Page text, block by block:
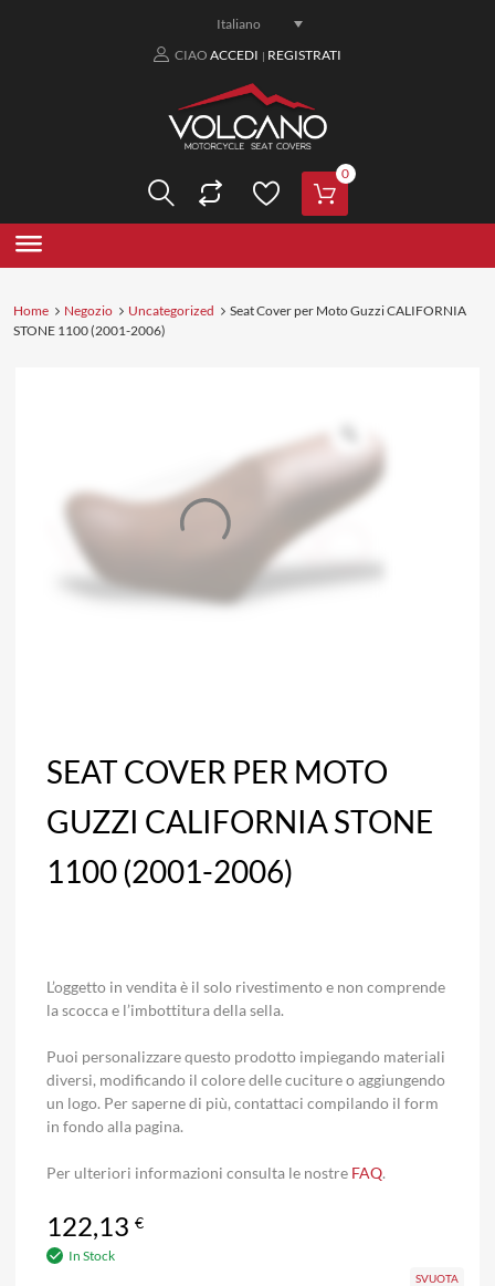
Italiano
CIAO ACCEDI | REGISTRATI
0
Home Negozio Uncategorized
Seat Cover per Moto Guzzi CALIFORNIA
STONE 1100 (2001-2006)
SEAT COVER PER MOTO
GUZZI CALIFORNIA STONE
1100 (2001-2006)
L’oggetto in vendita è il solo rivestimento e non comprende
la scocca e l’imbottitura della sella.
Puoi personalizzare questo prodotto impiegando materiali
diversi, modificando il colore delle cuciture o aggiungendo
un logo. Per saperne di più, contattaci compilando il form
in fondo alla pagina.
Per ulteriori informazioni consulta le nostre FAQ.
122,13 €
In Stock
SVUOTA